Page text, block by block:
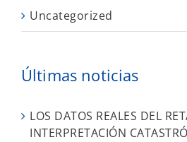
Uncategorized
Últimas noticias
LOS DATOS REALES DEL
INTERPRETACIÓN